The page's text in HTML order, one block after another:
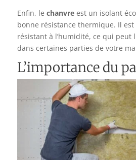
Enfin, le chanvreest un isolant
bonne résistance thermique. Il
résistant à l’humidité, ce qui
dans certaines parties de votre
L’importance du